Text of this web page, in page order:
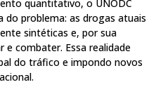
quantitativo, o UNODC
do problema: as drogas atuais
sintéticas e, por sua
e combater. Essa realidade
do tráfico e impondo novos